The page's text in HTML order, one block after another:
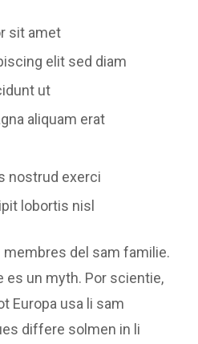
sit amet
elit sed diam
ut
aliquam erat
nostrud exerci
lobortis nisl
membres del sam familie.
es un myth. Por scientie,
Europa usa li sam
differe solmen in li